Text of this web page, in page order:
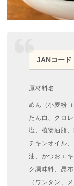
JANコード
原材料名
めん（小麦粉
たん白、クロ
塩、植物油脂
チキンオイル
油、かつおエ
ク調味料、昆
（ワンタン、